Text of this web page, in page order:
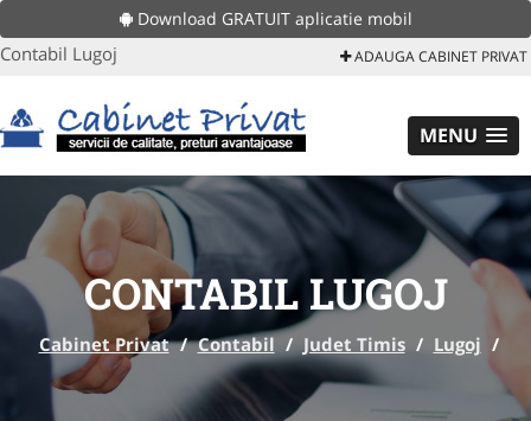
Download GRATUIT aplicatie mobil
Contabil Lugoj ADAUGA CABINET PRIVAT
MENU
CONTABIL LUGOJ
Cabinet Privat / Contabil / Judet Timis / Lugoj /